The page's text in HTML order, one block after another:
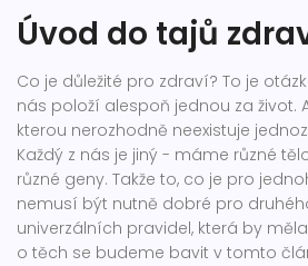
Úvod do tajů
Co je důležité pro zdraví? To je
nás položí alespoň jednou za život.
kterou nerozhodně neexistuje
Každý z nás je jiný - máme různé
různé geny. Takže to, co je pro
nemusí být nutně dobré pro
univerzálních pravidel, která by
o těch se budeme bavit v tomto